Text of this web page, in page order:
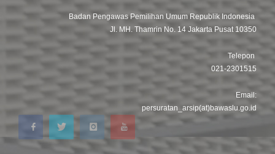
Badan Pengawas Pemilihan Umum Republik Indonesia
Jl. MH. Thamrin No. 14 Jakarta Pusat 10350
Telepon
021-2301515
Email:
persuratan_arsip(at)bawaslu.go.id